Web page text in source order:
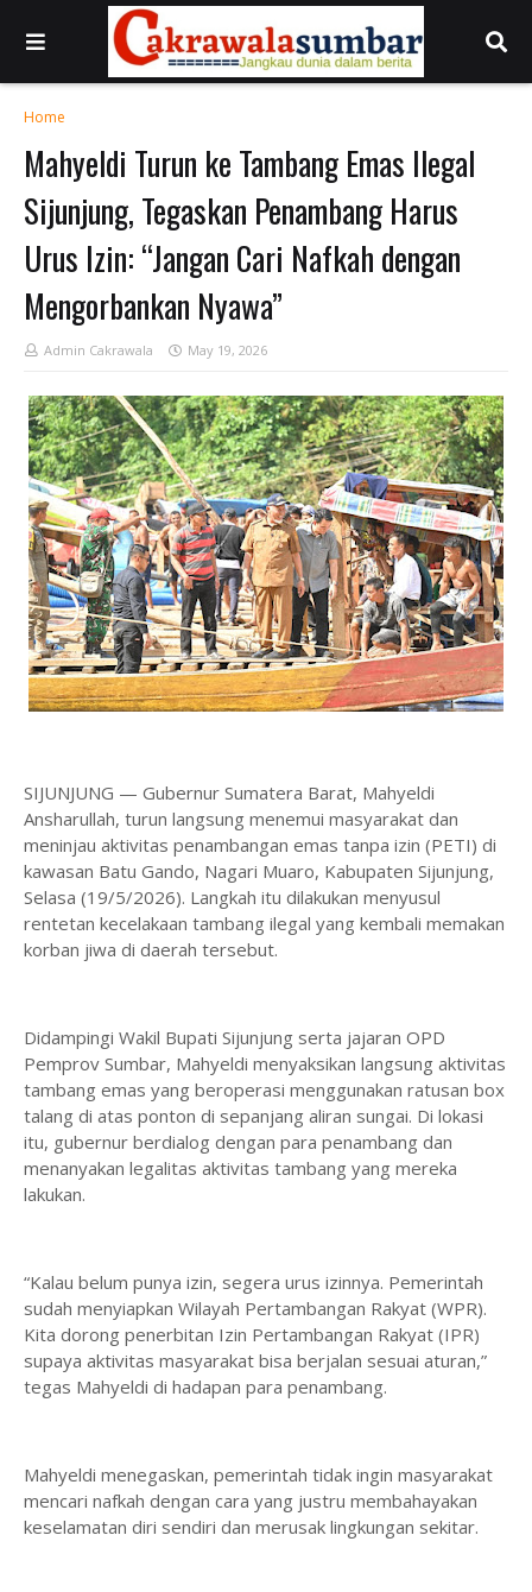
Home
Mahyeldi Turun ke Tambang Emas Ilegal
Sijunjung, Tegaskan Penambang Harus
Urus Izin: “Jangan Cari Nafkah dengan
Mengorbankan Nyawa”
Admin Cakrawala May 19, 2026
SIJUNJUNG — Gubernur Sumatera Barat, Mahyeldi
Ansharullah, turun langsung menemui masyarakat dan
meninjau aktivitas penambangan emas tanpa izin (PETI) di
kawasan Batu Gando, Nagari Muaro, Kabupaten Sijunjung,
Selasa (19/5/2026). Langkah itu dilakukan menyusul
rentetan kecelakaan tambang ilegal yang kembali memakan
korban jiwa di daerah tersebut.
Didampingi Wakil Bupati Sijunjung serta jajaran OPD
Pemprov Sumbar, Mahyeldi menyaksikan langsung aktivitas
tambang emas yang beroperasi menggunakan ratusan box
talang di atas ponton di sepanjang aliran sungai. Di lokasi
itu, gubernur berdialog dengan para penambang dan
menanyakan legalitas aktivitas tambang yang mereka
lakukan.
“Kalau belum punya izin, segera urus izinnya. Pemerintah
sudah menyiapkan Wilayah Pertambangan Rakyat (WPR).
Kita dorong penerbitan Izin Pertambangan Rakyat (IPR)
supaya aktivitas masyarakat bisa berjalan sesuai aturan,”
tegas Mahyeldi di hadapan para penambang.
Mahyeldi menegaskan, pemerintah tidak ingin masyarakat
mencari nafkah dengan cara yang justru membahayakan
keselamatan diri sendiri dan merusak lingkungan sekitar.